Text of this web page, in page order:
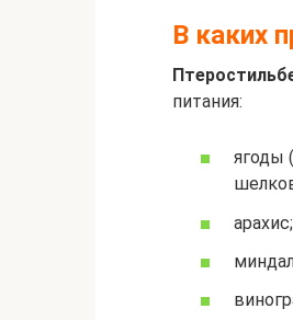
В каких
питания:
ягоды
арахис;